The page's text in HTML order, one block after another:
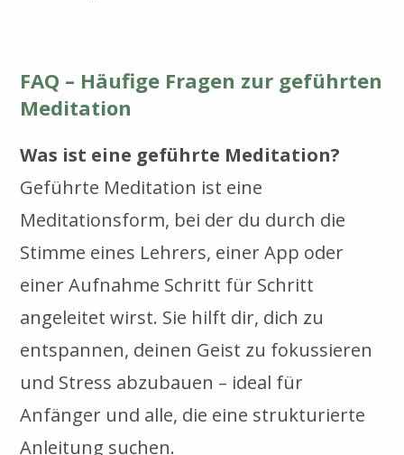
FAQ – Häufige Fragen zur geführten
Meditation
Was ist eine geführte Meditation?
Geführte Meditation ist eine
Meditationsform, bei der du durch die
Stimme eines Lehrers, einer App oder
einer Aufnahme Schritt für Schritt
angeleitet wirst. Sie hilft dir, dich zu
entspannen, deinen Geist zu fokussieren
und Stress abzubauen – ideal für
Anfänger und alle, die eine strukturierte
Anleitung suchen.